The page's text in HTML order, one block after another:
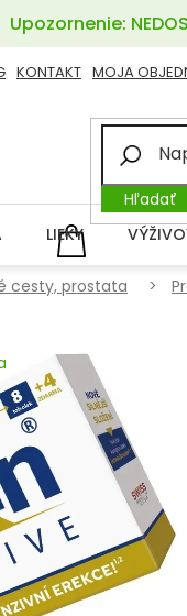
Upozornenie:
KONTAKT MOJA
Hľadať
NÁKUPNÝ
KOŠÍK
LIEKY
cesty, prostata